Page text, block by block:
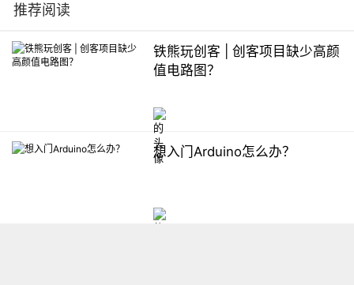
推荐阅读
铁熊玩创客 | 创客项目缺少高颜
值电路图？
想入门Arduino怎么办？